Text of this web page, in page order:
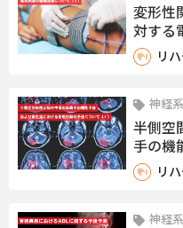
変形性
対する
いて（
リ
神経
半側空
手の機
ける使
（１）
リ
神経